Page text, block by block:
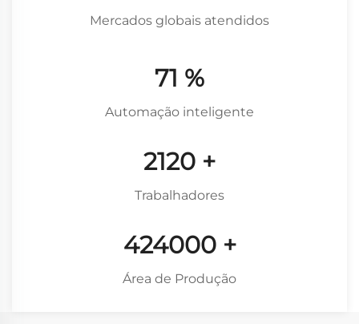
Mercados globais atendidos
93 %
Automação inteligente
2760 +
Trabalhadores
552000+
Área de Produção